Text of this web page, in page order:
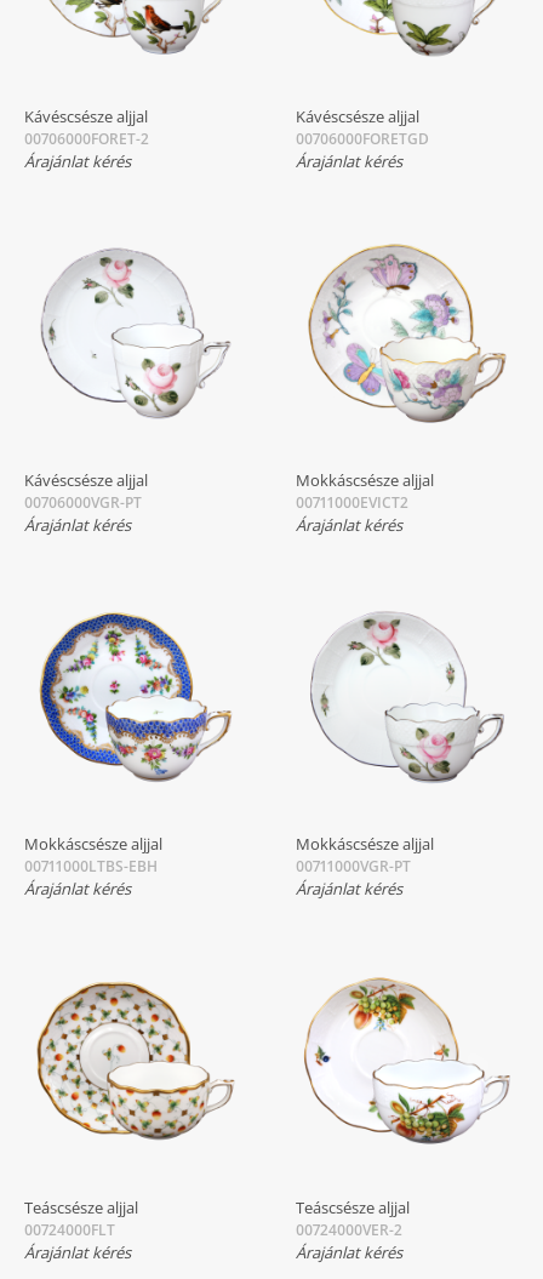
Kávéscsésze aljjal
00706000FORET-2
Árajánlat kérés
Kávéscsésze aljjal
00706000FORETGD
Árajánlat kérés
Kávéscsésze aljjal
00706000VGR-PT
Árajánlat kérés
Mokkáscsésze aljjal
00711000EVICT2
Árajánlat kérés
Mokkáscsésze aljjal
00711000LTBS-EBH
Árajánlat kérés
Mokkáscsésze aljjal
00711000VGR-PT
Árajánlat kérés
Teáscsésze aljjal
00724000FLT
Árajánlat kérés
Teáscsésze aljjal
00724000VER-2
Árajánlat kérés